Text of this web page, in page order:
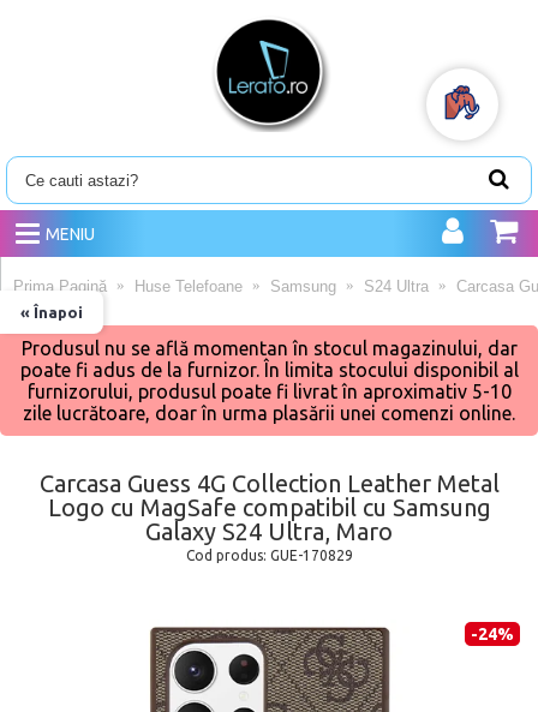
MENIU
« Înapoi
Prima Pagină Huse Telefoane Samsung S24 Ultra Carcasa
Produsul nu se află momentan în stocul magazinului, dar
poate fi adus de la furnizor. În limita stocului disponibil al
furnizorului, produsul poate fi livrat în aproximativ 5-10
zile lucrătoare, doar în urma plasării unei comenzi online.
Carcasa Guess 4G Collection Leather Metal
Logo cu MagSafe compatibil cu Samsung
Galaxy S24 Ultra, Maro
Cod produs: GUE-170829
-24%